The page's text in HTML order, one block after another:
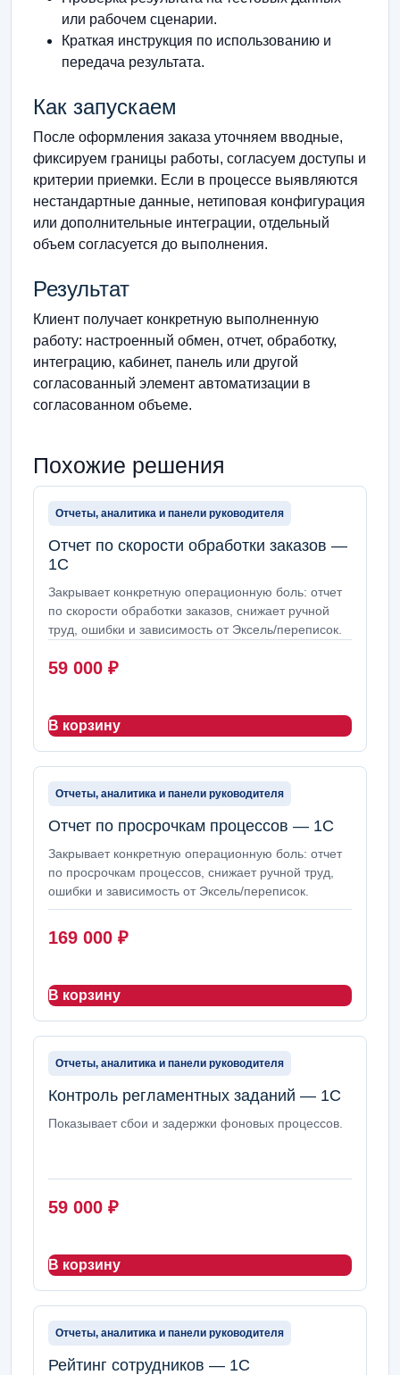
или рабочем сценарии.
Краткая инструкция по использованию и
передача результата.
Как запускаем
После оформления заказа уточняем вводные,
фиксируем границы работы, согласуем доступы и
критерии приемки. Если в процессе выявляются
нестандартные данные, нетиповая конфигурация
или дополнительные интеграции, отдельный
объем согласуется до выполнения.
Результат
Клиент получает конкретную выполненную
работу: настроенный обмен, отчет, обработку,
интеграцию, кабинет, панель или другой
согласованный элемент автоматизации в
согласованном объеме.
Похожие решения
Отчеты, аналитика и панели руководителя
Отчет по скорости обработки заказов —
1С
Закрывает конкретную операционную боль: отчет
по скорости обработки заказов, снижает ручной
труд, ошибки и зависимость от Эксель/переписок.
59 000 ₽
В корзину
Отчеты, аналитика и панели руководителя
Отчет по просрочкам процессов — 1С
Закрывает конкретную операционную боль: отчет
по просрочкам процессов, снижает ручной труд,
ошибки и зависимость от Эксель/переписок.
169 000 ₽
В корзину
Отчеты, аналитика и панели руководителя
Контроль регламентных заданий — 1С
Показывает сбои и задержки фоновых процессов.
59 000 ₽
В корзину
Отчеты, аналитика и панели руководителя
Рейтинг сотрудников — 1С